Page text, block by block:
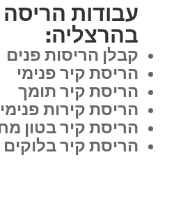
עבודות הריסה
בהרצליה:
קבלן הריסות פנים
הריסת קיר פנימי
הריסת קיר תומך
הריסת קירות
הריסת קיר בטון
הריסת קיר בלוקים